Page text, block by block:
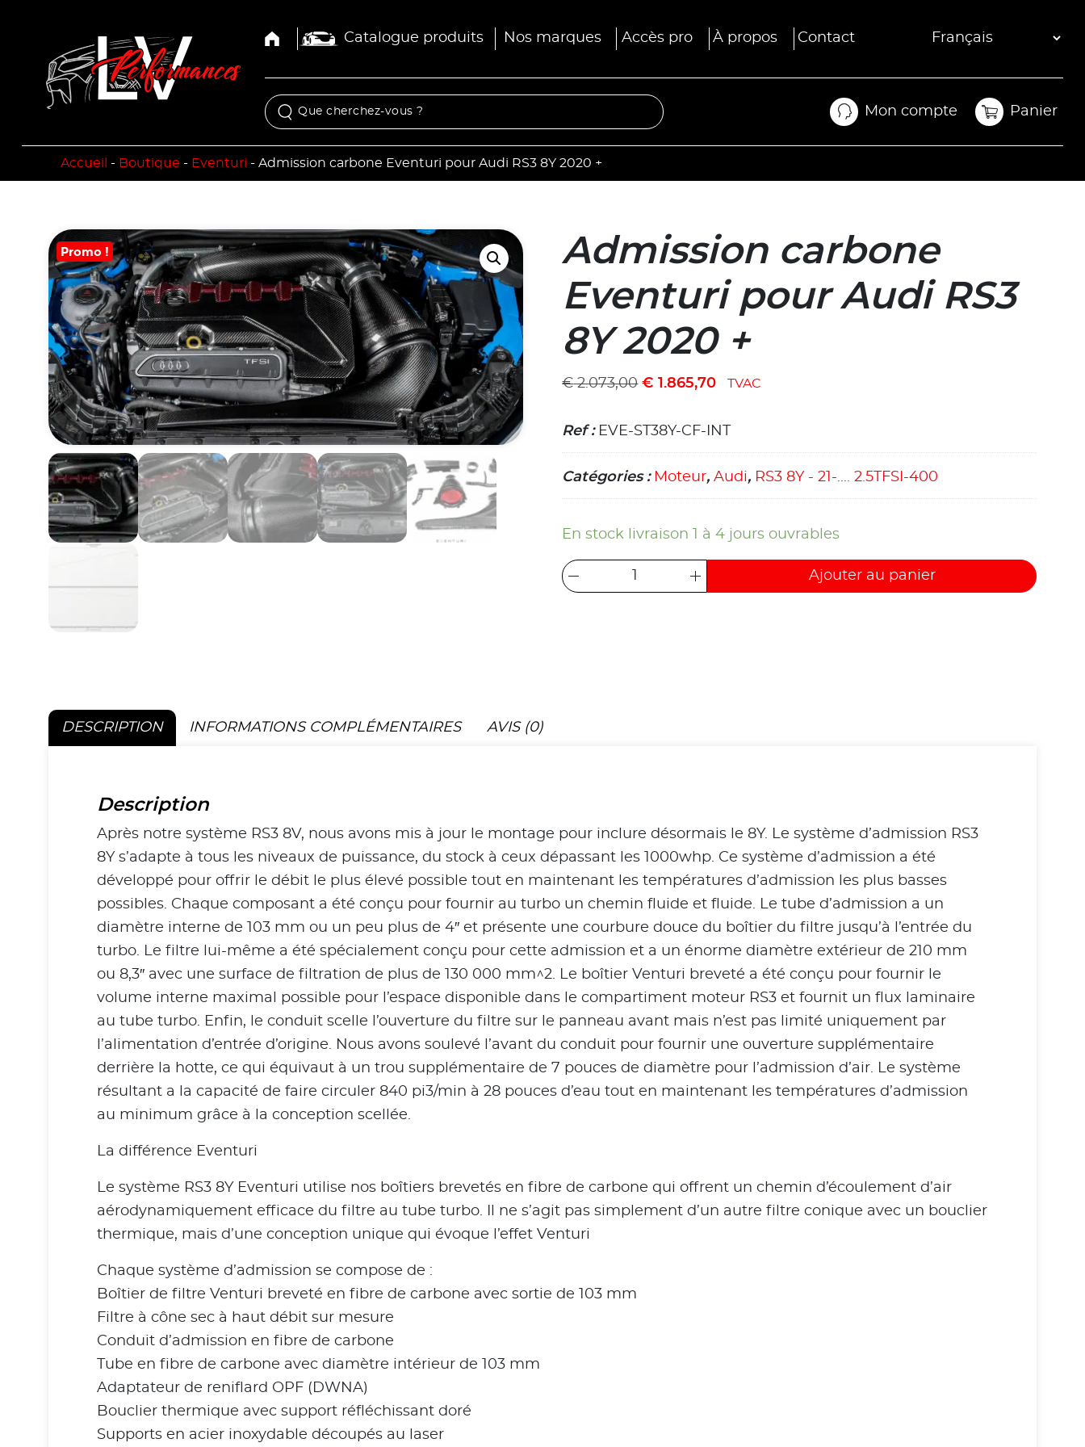
Catalogue produits Nos marques Accès pro À propos Contact
Mon compte
Mon compte
Panier
Panier
Accueil - Boutique - Eventuri - Admission carbone Eventuri pour Audi RS3 8Y 2020 +
Promo !
Admission carbone
Eventuri pour Audi RS3
8Y 2020 +
€2.073,00 € 1.865,70 TVAC
Ref : EVE-ST38Y-CF-INT
Catégories : Moteur,Audi, RS3 8Y - 21-.... 2.5TFSI-400
En stock livraison 1 à 4 jours ouvrables
Ajouter au panier
DESCRIPTION INFORMATIONS COMPLÉMENTAIRES AVIS (0)
Description
Après notre système RS3 8V, nous avons mis à jour le montage pour inclure désormais le 8Y. Le système d’admission RS3
8Y s’adapte à tous les niveaux de puissance, du stock à ceux dépassant les 1000whp. Ce système d’admission a été
développé pour offrir le débit le plus élevé possible tout en maintenant les températures d’admission les plus basses
possibles. Chaque composant a été conçu pour fournir au turbo un chemin fluide et fluide. Le tube d’admission a un
diamètre interne de 103 mm ou un peu plus de 4″ et présente une courbure douce du boîtier du filtre jusqu’à l’entrée du
turbo. Le filtre lui-même a été spécialement conçu pour cette admission et a un énorme diamètre extérieur de 210 mm
ou 8,3″ avec une surface de filtration de plus de 130 000 mm^2. Le boîtier Venturi breveté a été conçu pour fournir le
volume interne maximal possible pour l’espace disponible dans le compartiment moteur RS3 et fournit un flux laminaire
au tube turbo. Enfin, le conduit scelle l’ouverture du filtre sur le panneau avant mais n’est pas limité uniquement par
l’alimentation d’entrée d’origine. Nous avons soulevé l’avant du conduit pour fournir une ouverture supplémentaire
derrière la hotte, ce qui équivaut à un trou supplémentaire de 7 pouces de diamètre pour l’admission d’air. Le système
résultant a la capacité de faire circuler 840 pi3/min à 28 pouces d’eau tout en maintenant les températures d’admission
au minimum grâce à la conception scellée.
La différence Eventuri
Le système RS3 8Y Eventuri utilise nos boîtiers brevetés en fibre de carbone qui offrent un chemin d’écoulement d’air
aérodynamiquement efficace du filtre au tube turbo. Il ne s’agit pas simplement d’un autre filtre conique avec un bouclier
thermique, mais d’une conception unique qui évoque l’effet Venturi
Chaque système d’admission se compose de :
Boîtier de filtre Venturi breveté en fibre de carbone avec sortie de 103 mm
Filtre à cône sec à haut débit sur mesure
Conduit d’admission en fibre de carbone
Tube en fibre de carbone avec diamètre intérieur de 103 mm
Adaptateur de reniflard OPF (DWNA)
Bouclier thermique avec support réfléchissant doré
Supports en acier inoxydable découpés au laser